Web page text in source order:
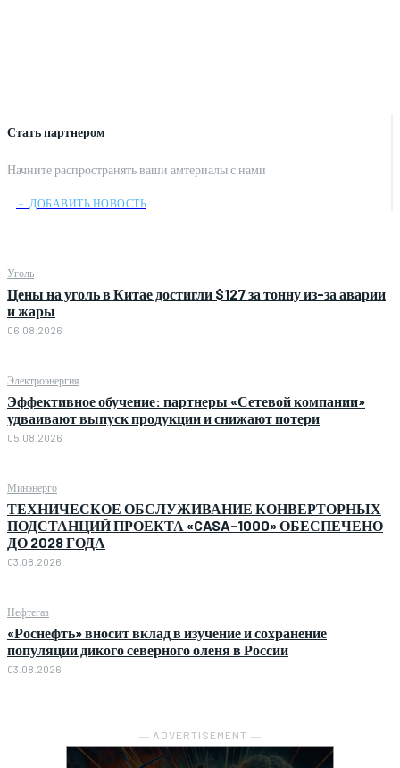
Стать партнером
Начните распространять ваши амтериалы с нами
﹢ ДОБАВИТЬ НОВОСТЬ
Уголь
Цены на уголь в Китае достигли $127 за тонну из-за аварии
и жары
06.08.2026
Электроэнергия
Эффективное обучение: партнеры «Сетевой компании»
удваивают выпуск продукции и снижают потери
05.08.2026
Минэнерго
ТЕХНИЧЕСКОЕ ОБСЛУЖИВАНИЕ КОНВЕРТОРНЫХ
ПОДСТАНЦИЙ ПРОЕКТА «CASA-1000» ОБЕСПЕЧЕНО
ДО 2028 ГОДА
03.08.2026
Нефтегаз
«Роснефть» вносит вклад в изучение и сохранение
популяции дикого северного оленя в России
03.08.2026
― ADVERTISEMENT ―